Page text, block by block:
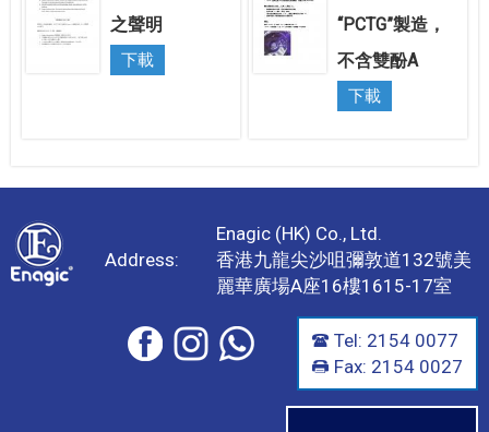
之聲明
下載
“PCTG”製造，
不含雙酚A
下載
Address:
Enagic (HK) Co., Ltd.
香港九龍尖沙咀彌敦道132號美
麗華廣場A座16樓1615-17室
Tel: 2154 0077
Fax: 2154 0027